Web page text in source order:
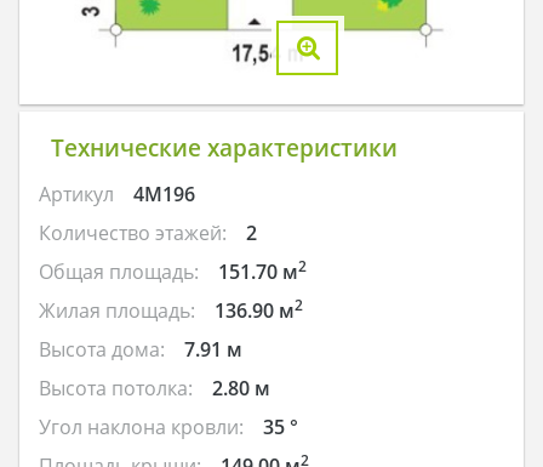
Технические характеристики
Артикул
4M196
Количество этажей:
2
Общая площадь:
151.70 м2
Жилая площадь: 136.90 м2
Высота дома:
7.91 м
Высота потолка:
2.80 м
Угол наклона кровли:
35 °
2